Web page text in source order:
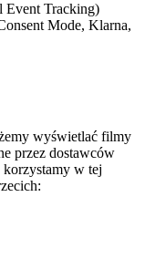
Event Tracking)
Mode, Klarna,
wyświetlać filmy
przez dostawców
w tej